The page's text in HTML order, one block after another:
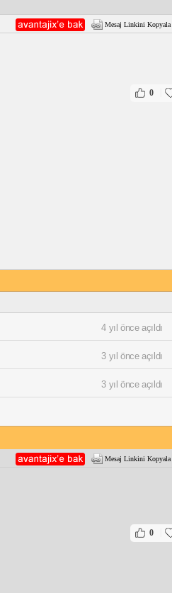
Mesaj Linkini Kopyala
0
4 yıl önce açıldı
3 yıl önce açıldı
3 yıl önce açıldı
Mesaj Linkini Kopyala
0